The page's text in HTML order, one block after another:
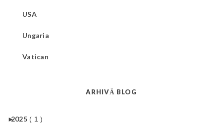
USA
Ungaria
Vatican
ARHIVĂ BLOG
►
2025 ( 1 )